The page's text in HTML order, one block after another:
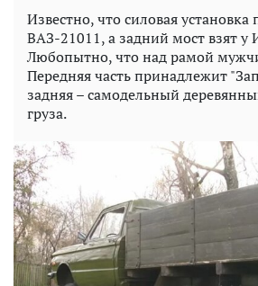
Известно, что силовая
ВАЗ-21011, а задний мост взят у
Любопытно, что над рамой
Передняя часть принадлежит
задняя – самодельный
груза.